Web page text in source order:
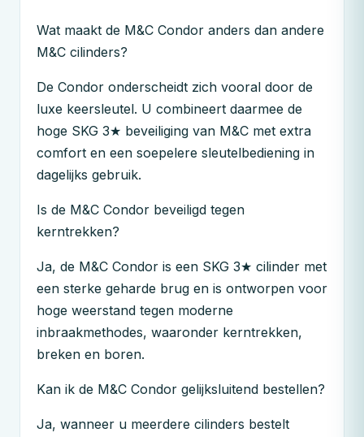
Wat maakt de M&C Condor anders dan andere
M&C cilinders?
De Condor onderscheidt zich vooral door de
luxe keersleutel. U combineert daarmee de
hoge SKG 3★ beveiliging van M&C met extra
comfort en een soepelere sleutelbediening in
dagelijks gebruik.
Is de M&C Condor beveiligd tegen
kerntrekken?
Ja, de M&C Condor is een SKG 3★ cilinder met
een sterke geharde brug en is ontworpen voor
hoge weerstand tegen moderne
inbraakmethodes, waaronder kerntrekken,
breken en boren.
Kan ik de M&C Condor gelijksluitend bestellen?
Ja, wanneer u meerdere cilinders bestelt